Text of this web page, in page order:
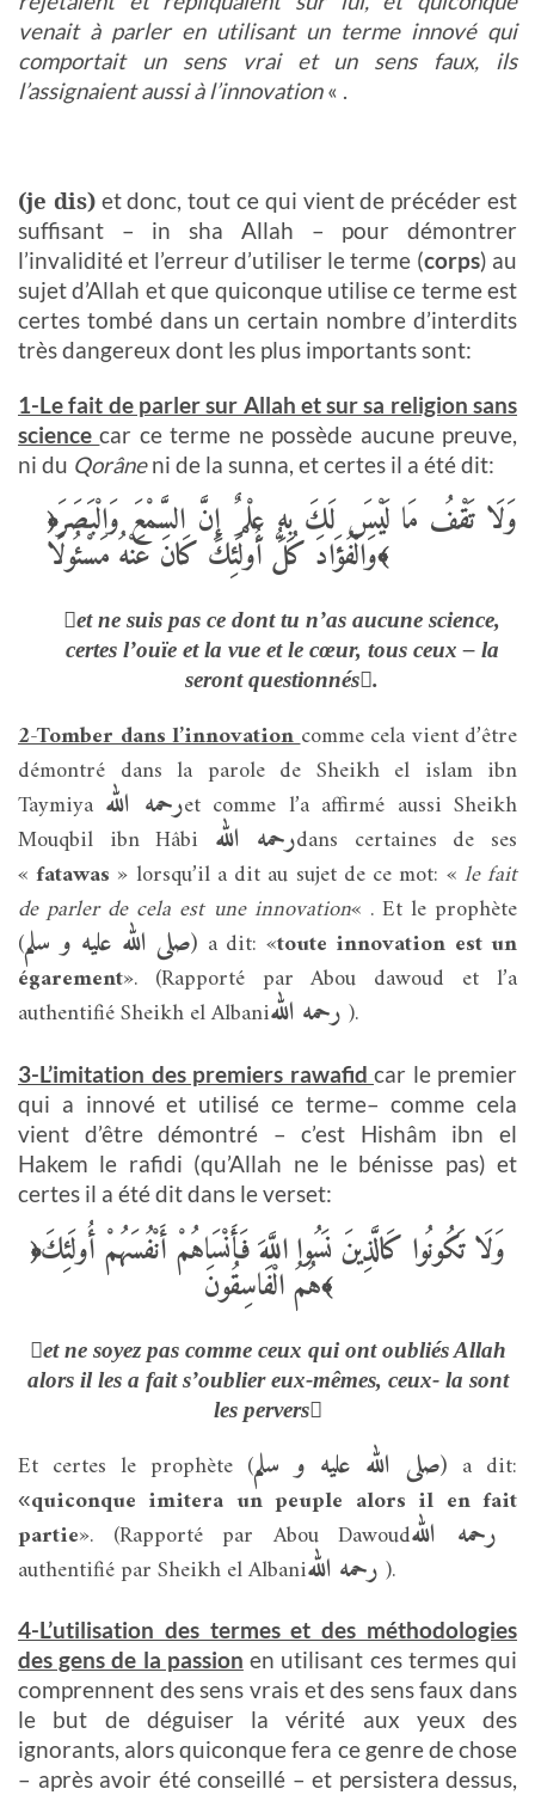
venait à parler en utilisant un terme innové qui
comportait un sens vrai et un sens faux, ils
l’assignaient aussi à l’innovation« .
(je dis)et donc, tout ce qui vient de précéder est
suffisant – in sha Allah – pour démontrer
l’invalidité et l’erreur d’utiliser le terme (corps) au
sujet d’Allah et que quiconque utilise ce terme est
certes tombé dans un certain nombre d’interdits
très dangereux dont les plus importants sont:
1-Le fait de parler sur Allah et sur sa religion sans
sciencecar ce terme ne possède aucune preuve,
ni du Qorâneni de la sunna, et certes il a été dit:
﴿وَلَا تَقْفُ مَا لَيْسَ لَكَ بِهِ عِلْمٌ إِنَّ السَّمْعَ وَالْبَصَرَ
وَالْفُؤَادَ كُلُّ أُولَئِكَ كَانَ عَنْهُ مَسْئُولًا﴾
et ne suis pas ce dont tu n’as aucune science,
certes l’ouïe et la vue et le cœur, tous ceux – la
seront questionnés.
2-Tomber dans l’innovationcomme cela vient d’être
démontré dans la parole de Sheikh el islam ibn
Taymiya رحمه اللهet comme l’a affirmé aussi Sheikh
Mouqbil ibn Hâbi رحمه اللهdans certaines de ses
«fatawas » lorsqu’il a dit au sujet de ce mot: « le fait
de parler de cela est une innovation« . Et le prophète
(
(صلى الله عليه و سلم a dit: «toute innovation est un
égarement». (Rapporté par Abou dawoud et l’a
authentifié Sheikh el Albaniرحمه الله ).
3-L’imitation des premiers rawafid car le premier
qui a innové et utilisé ce terme– comme cela
vient d’être démontré – c’est Hishâm ibn el
Hakem le rafidi (qu’Allah ne le bénisse pas) et
certes il a été dit dans le verset:
﴿وَلَا تَكُونُوا كَالَّذِينَ نَسُوا اللَّهَ فَأَنْسَاهُمْ أَنْفُسَهُمْ أُولَئِكَ
هُمُ الْفَاسِقُونَ﴾
et ne soyez pas comme ceux qui ont oubliés Allah
alors il les a fait s’oublier eux-mêmes, ceux- la sont
les pervers
Et certes le prophète ( (صلى الله عليه و سلم a dit:
«quiconque imitera un peuple alors il en fait
partie». (Rapporté par Abou Dawoudرحمه الله
authentifié par Sheikh el Albaniرحمه الله ).
4-L’utilisation des termes et des méthodologies
des gens de la passion en utilisant ces termes qui
comprennent des sens vrais et des sens faux dans
le but de déguiser la vérité aux yeux des
ignorants, alors quiconque fera ce genre de chose
– après avoir été conseillé – et persistera dessus,